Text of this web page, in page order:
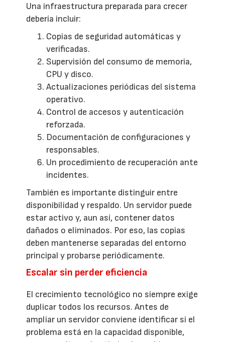
Una infraestructura preparada para crecer
debería incluir:
Copias de seguridad automáticas y
verificadas.
Supervisión del consumo de memoria,
CPU y disco.
Actualizaciones periódicas del sistema
operativo.
Control de accesos y autenticación
reforzada.
Documentación de configuraciones y
responsables.
Un procedimiento de recuperación ante
incidentes.
También es importante distinguir entre
disponibilidad y respaldo. Un servidor puede
estar activo y, aun así, contener datos
dañados o eliminados. Por eso, las copias
deben mantenerse separadas del entorno
principal y probarse periódicamente.
Escalar sin perder eficiencia
El crecimiento tecnológico no siempre exige
duplicar todos los recursos. Antes de
ampliar un servidor conviene identificar si el
problema está en la capacidad disponible,